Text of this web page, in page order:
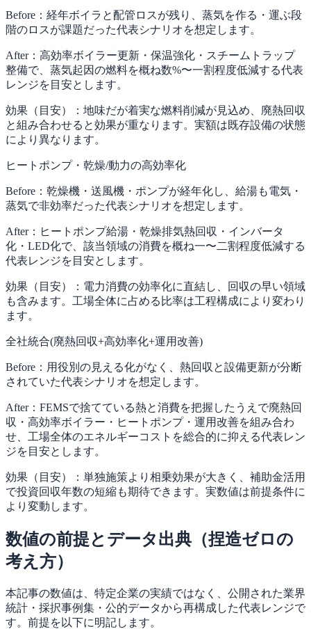
Before： 経年ボイラと配管ロスが残り、蒸気を作る・運ぶ段
階のロスが課題だった代表シナリオを想定します。
After： 高効率ボイラー更新・保温強化・スチームトラップ
整備で、蒸気起因の燃料を概ね数%〜一割程度低減する代表
レンジを目安とします。
効果（目安）： 地味だが着実な燃料削減が見込め、廃熱回収
と組み合わせると効果が重なります。実額は既存設備の状態
により異なります。
ヒートポンプ・乾燥/動力の高効率化
Before： 乾燥機・送風機・ポンプが経年化し、給湯も電気・
蒸気で非効率だった代表シナリオを想定します。
After： ヒートポンプ給湯・乾燥排気熱回収・インバータ
化・LED化で、該当領域の消費を概ね一〜二割程度低減する
代表レンジを目安とします。
効果（目安）： 電力消費の効率化に直結し、回収の早い領域
も含みます。工場全体に占める比率は工程構成により変わり
ます。
全社統合(廃熱回収+高効率化+運用改善)
Before： 用役別の見える化がなく、熱回収と設備更新が分断
されていた代表シナリオを想定します。
After： FEMSで捨てている熱と消費を把握したうえで廃熱回
収・高効率ボイラー・ヒートポンプ・運用改善を組み合わ
せ、工場全体のエネルギーコストを総合的に抑える代表レン
ジを目安とします。
効果（目安）： 単独施策より相乗効果が大きく、補助金活用
で投資回収年数の短縮も期待できます。実数値は前提条件に
より変動します。
数値の前提とデータ出典（捏造ゼロの
考え方）
本記事の数値は、特定企業の実績ではなく、公開された業界
統計・採択事例集・公的データから再構成した代表レンジで
す。前提を以下に明記します。